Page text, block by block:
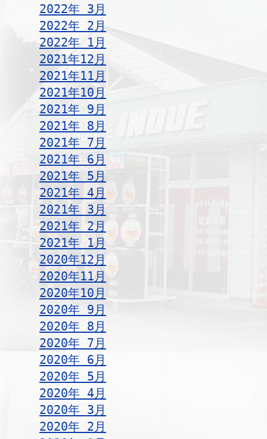
2022年 3月
2022年 2月
2022年 1月
2021年12月
2021年11月
2021年10月
2021年 9月
2021年 8月
2021年 7月
2021年 6月
2021年 5月
2021年 4月
2021年 3月
2021年 2月
2021年 1月
2020年12月
2020年11月
2020年10月
2020年 9月
2020年 8月
2020年 7月
2020年 6月
2020年 5月
2020年 4月
2020年 3月
2020年 2月